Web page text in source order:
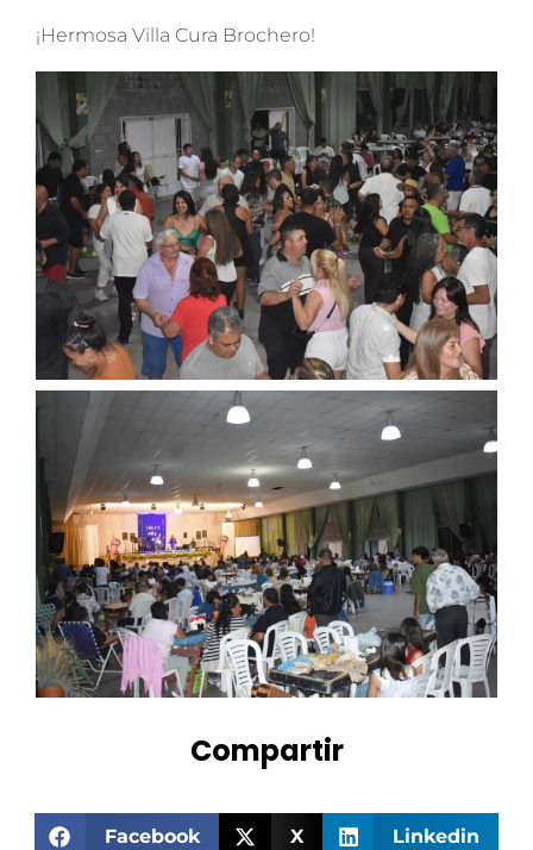
¡Hermosa Villa Cura Brochero!
Compartir
Facebook X Linkedin